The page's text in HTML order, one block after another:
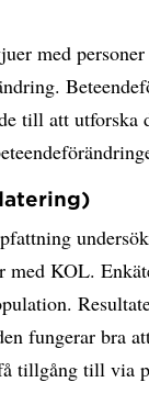
med
till att utforska
med KOL.
fungerar bra
tillgång till via